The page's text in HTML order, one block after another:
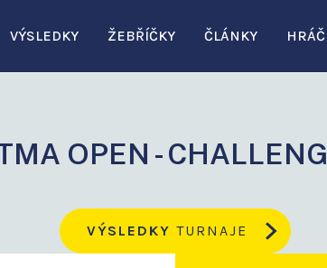
VÝSLEDKY ŽEBŘÍČKY ČLÁNKY
OPEN -
VÝSLEDKY TURNAJE